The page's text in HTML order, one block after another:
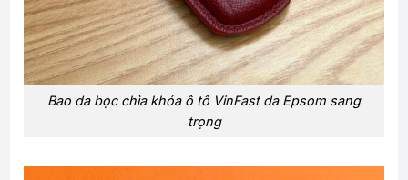
Bao da bọc chìa khóa ô tô VinFast da Epsom sang
trọng